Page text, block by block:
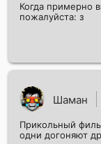
Когда примерно
пожалуйста: з
Шаман
Прикольный
одни догоняют